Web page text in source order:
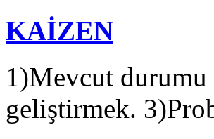
KAİZEN
1)Mevcut
geliştirmek.